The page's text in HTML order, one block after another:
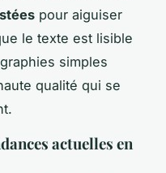
pour aiguiser
le texte est lisible
simples
qualité qui se
actuelles en